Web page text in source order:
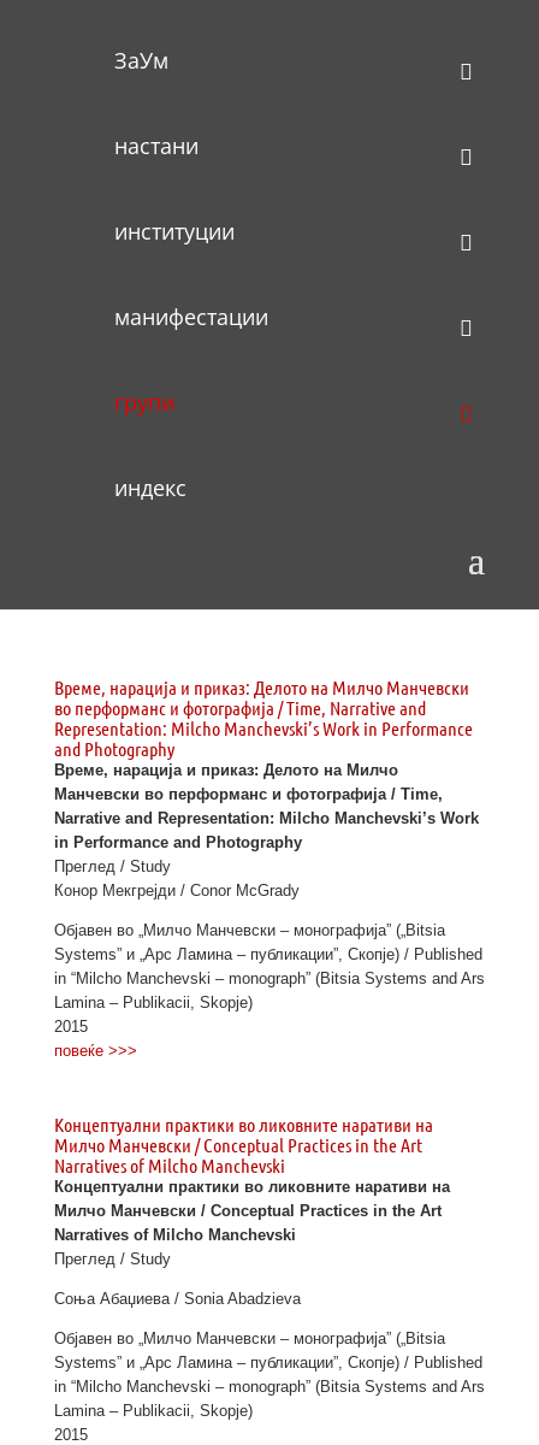
ЗаУм
настани
институции
манифестации
групи
индекс
Време, нарација и приказ: Делото на Милчо Манчевски
во перформанс и фотографија / Time, Narrative and
Representation: Milcho Manchevski’s Work in Performance
and Photography
Време, нарација и приказ: Делото на Милчо
Манчевски во перформанс и фотографија / Time,
Narrative and Representation: Milcho Manchevski’s Work
in Performance and Photography
Преглед / Study
Конор Мекгрејди / Conor McGrady
Објавен во „Милчо Манчевски – монографија” („Bitsia
Systems” и „Арс Ламина – публикации”, Скопје) / Published
in “Milcho Manchevski – monograph” (Bitsia Systems and Ars
Lamina – Publikacii, Skopje)
2015
повеќе >>>
Концептуални практики во ликовните наративи на
Милчо Манчевски / Conceptual Practices in the Art
Narratives of Milcho Manchevski
Концептуални практики во ликовните наративи на
Милчо Манчевски / Conceptual Practices in the Art
Narratives of Milcho Manchevski
Преглед / Study
Соња Абаџиева / Sonia Abadzieva
Објавен во „Милчо Манчевски – монографија” („Bitsia
Systems” и „Арс Ламина – публикации”, Скопје) / Published
in “Milcho Manchevski – monograph” (Bitsia Systems and Ars
Lamina – Publikacii, Skopje)
2015